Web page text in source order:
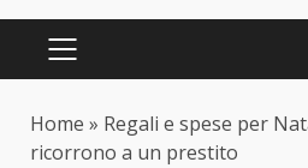
PRIMARY
Home » Regali e spese per
ricorrono a un prestito